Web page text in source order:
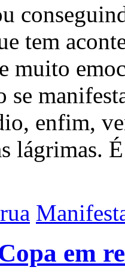
tem
muito
se
enfim,
lágrimas.
em